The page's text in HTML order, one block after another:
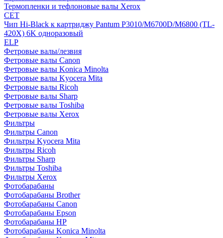
Термопленки и тефлоновые валы Xerox
CET
Чип Hi-Black к картриджу Pantum P3010/M6700D/M6800 (TL-
420X) 6K одноразовый
ELP
Фетровые валы/лезвия
Фетровые валы Canon
Фетровые валы Konica Minolta
Фетровые валы Kyocera Mita
Фетровые валы Ricoh
Фетровые валы Sharp
Фетровые валы Toshiba
Фетровые валы Xerox
Фильтры
Фильтры Canon
Фильтры Kyocera Mita
Фильтры Ricoh
Фильтры Sharp
Фильтры Toshiba
Фильтры Xerox
Фотобарабаны
Фотобарабаны Brother
Фотобарабаны Canon
Фотобарабаны Epson
Фотобарабаны HP
Фотобарабаны Konica Minolta